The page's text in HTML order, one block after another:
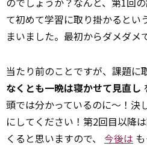
て初めて学習に取り掛かるとい
まいました。最初からダメダメ
当たり前のことですが、課題に
なくとも一晩は寝かせて見直し
頭では分かっているのに～！決
にしてください！第2回目以降
くると思いますので、 今後は